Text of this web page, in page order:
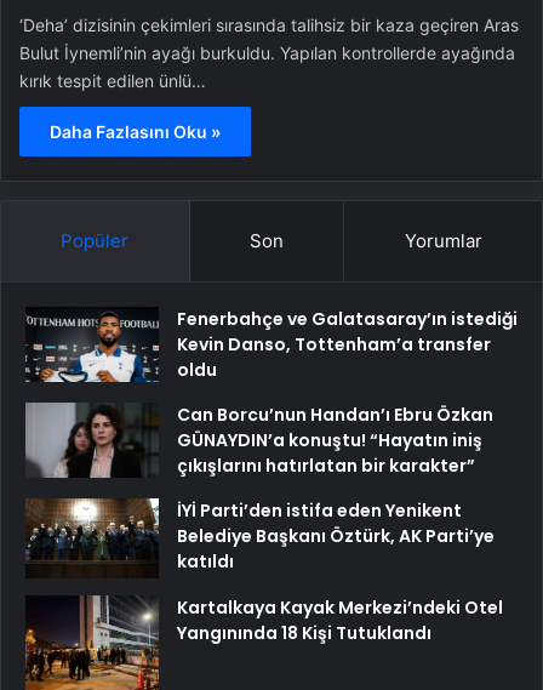
‘Deha’ dizisinin çekimleri sırasında talihsiz bir kaza geçiren Aras
Bulut İynemli’nin ayağı burkuldu. Yapılan kontrollerde ayağında
kırık tespit edilen ünlü…
Daha Fazlasını Oku »
Popüler Son Yorumlar
Fenerbahçe ve Galatasaray’ın istediği
Kevin Danso, Tottenham’a transfer
oldu
Can Borcu’nun Handan’ı Ebru Özkan
GÜNAYDIN’a konuştu! “Hayatın iniş
çıkışlarını hatırlatan bir karakter”
İYİ Parti’den istifa eden Yenikent
Belediye Başkanı Öztürk, AK Parti’ye
katıldı
Kartalkaya Kayak Merkezi’ndeki Otel
Yangınında 18 Kişi Tutuklandı